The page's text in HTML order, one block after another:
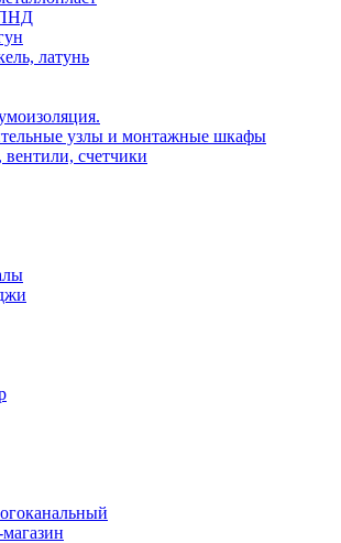
латунь
узлы и монтажные шкафы
счетчики